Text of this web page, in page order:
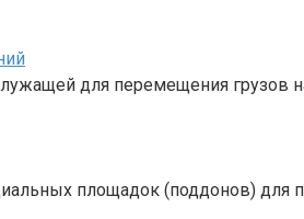
для перемещения грузов
площадок (поддонов) для